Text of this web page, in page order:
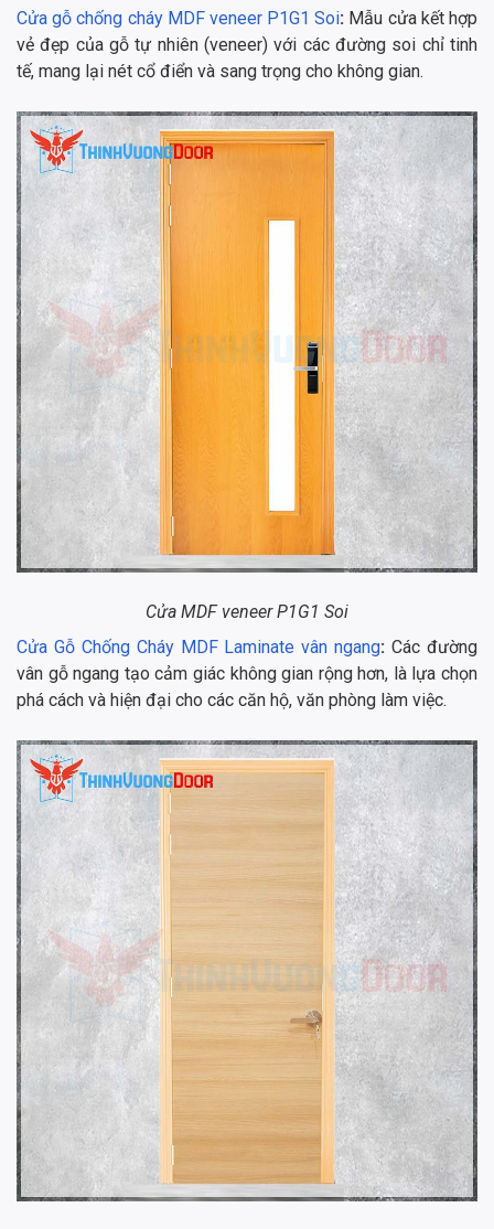
Cửa gỗ chống cháy MDF veneer P1G1 Soi: Mẫu cửa kết hợp
vẻ đẹp của gỗ tự nhiên (veneer) với các đường soi chỉ tinh
tế, mang lại nét cổ điển và sang trọng cho không gian.
Cửa MDF veneer P1G1 Soi
Cửa Gỗ Chống Cháy MDF Laminate vân ngang:Các đường
vân gỗ ngang tạo cảm giác không gian rộng hơn, là lựa chọn
phá cách và hiện đại cho các căn hộ, văn phòng làm việc.